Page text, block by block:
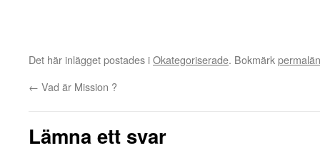
Det här inlägget postades iOkategoriserade. Bokmärk
← Vad är Mission ?
Lämna ett svar